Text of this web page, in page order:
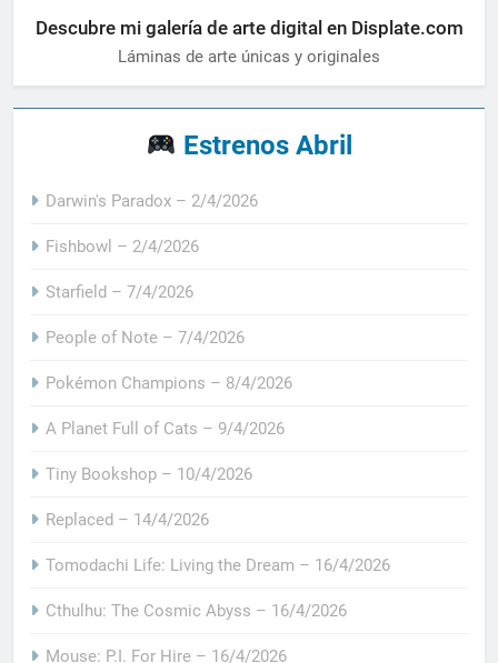
Descubre mi galería de arte digital en Displate.com
Láminas de arte únicas y originales
Estrenos Abril
Darwin's Paradox – 2/4/2026
Fishbowl – 2/4/2026
Starfield – 7/4/2026
People of Note – 7/4/2026
Pokémon Champions – 8/4/2026
A Planet Full of Cats – 9/4/2026
Tiny Bookshop – 10/4/2026
Replaced – 14/4/2026
Tomodachi Life: Living the Dream – 16/4/2026
Cthulhu: The Cosmic Abyss – 16/4/2026
Mouse: P.I. For Hire – 16/4/2026